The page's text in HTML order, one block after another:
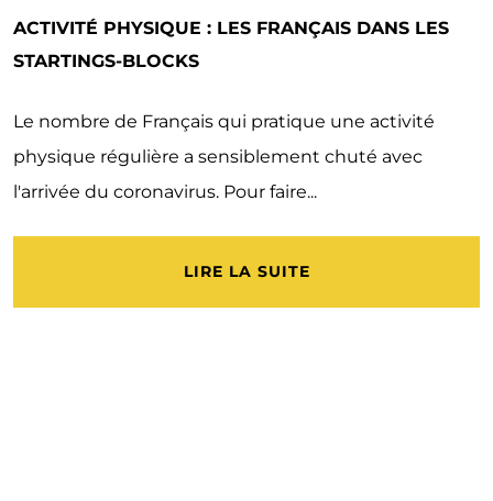
ACTIVITÉ PHYSIQUE : LES FRANÇAIS DANS LES
STARTINGS-BLOCKS
Le nombre de Français qui pratique une activité
physique régulière a sensiblement chuté avec
l'arrivée du coronavirus. Pour faire...
LIRE LA SUITE